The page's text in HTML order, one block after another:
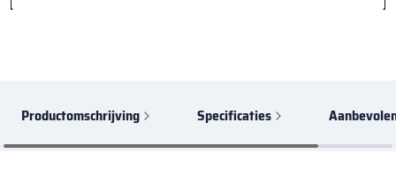
Productomschrijving Specificaties